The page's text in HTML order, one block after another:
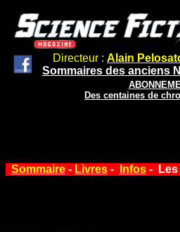
Directeur : Alain
Sommaires des anciens
Des centaines de
Sommaire - Livres - Infos - Les